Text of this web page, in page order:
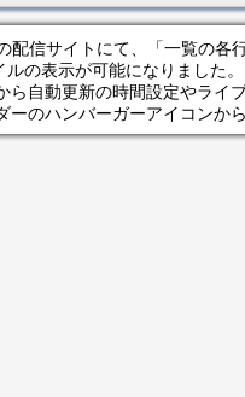
配信サイトにて、「一覧の各
の表示が可能になりました。
ら自動更新の時間設定やライ
ーのハンバーガーアイコンか